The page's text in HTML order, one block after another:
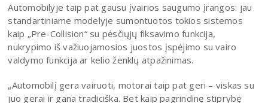
Automobilyje taip pat gausu įvairios saugumo įrangos: jau
standartiniame modelyje sumontuotos tokios sistemos
kaip „Pre-Collision“ su pėsčiųjų fiksavimo funkcija,
nukrypimo iš važiuojamosios juostos įspėjimo su vairo
valdymo funkcija ar kelio ženklų atpažinimas.
„Automobilį gera vairuoti, motorai taip pat geri – viskas su
juo gerai ir gana tradiciška. Bet kaip pagrindinę stiprybę